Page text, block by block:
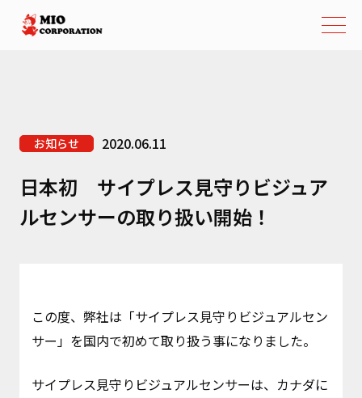
お知らせ 2020.06.11
日本初 サイプレス見守りビジュア
ルセンサーの取り扱い開始！
この度、弊社は「サイプレス見守りビジュアルセン
サー」を国内で初めて取り扱う事になりました。
サイプレス見守りビジュアルセンサーは、カナダに